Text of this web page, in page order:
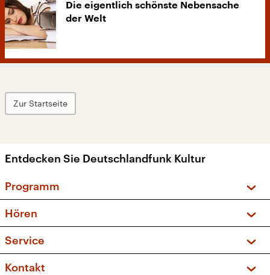
Die eigentlich schönste Nebensache
der Welt
Zur Startseite
Entdecken Sie Deutschlandfunk Kultur
Programm
Sendungen und Podcasts
Musikliste
Kakadu – Das Kinderprogramm
Hören
Frequenzen (UKW + DAB+)
Service
FAQ
Kontakt